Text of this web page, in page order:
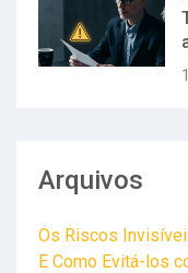
Arquivos
Os Riscos
E Como Evitá-los